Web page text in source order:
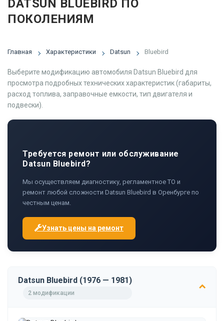
DATSUN BLUEBIRD ПО
ПОКОЛЕНИЯМ
Главная Характеристики Datsun Bluebird
Выберите модификацию автомобиля Datsun Bluebird для
просмотра подробных технических характеристик (габариты,
расход топлива, заправочные емкости, тип двигателя и
подвески).
Требуется ремонт или обслуживание
Datsun Bluebird?
Мы осуществляем диагностику, регламентное ТО и
ремонт любой сложности Datsun Bluebird в Оренбурге по
честным ценам.
Узнать цены на ремонт
Datsun Bluebird (1976 — 1981)
2 модификации